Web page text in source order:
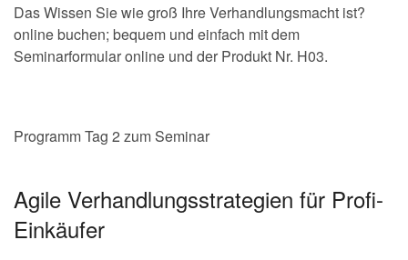
Das Wissen Sie wie groß Ihre Verhandlungsmacht ist?
online buchen; bequem und einfach mit dem
Seminarformular online und der Produkt Nr. H03.
Programm Tag 2 zum Seminar
Agile Verhandlungsstrategien für Profi-
Einkäufer